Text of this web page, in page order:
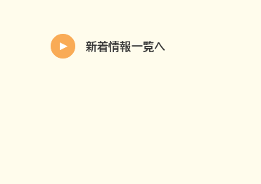
新着情報一覧へ